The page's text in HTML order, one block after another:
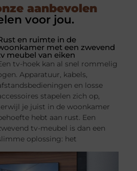
aanbevolen
voor jou.
en ruimte in de
met een zwevend
meubel van eiken
tv-hoek kan al snel rommelig
Apparatuur, kabels,
en losse
stapelen zich op,
je juist in de woonkamer
hebt aan rust. Een
tv-meubel is dan een
oplossing: het